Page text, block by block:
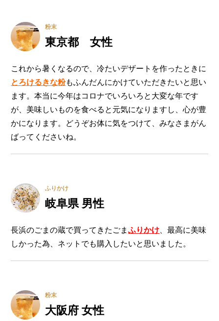
粉末
東京都 女性
これから暑くなるので、冷たいデザートを作ったときに
とろけるきな粉もふんだんにかけていただきたいと思い
ます。本当に今年はコロナでいろいろと大変な年です
が、美味しいものを食べると元気になりますし、心が豊
かになります。どうぞお体に気をつけて、みなさまがん
ばってくださいね。
ふりかけ
岐阜県 男性
長浜のごまの蔵で買ってきたごまふりかけ 、最高に美味
しかった為、ネットでも購入したいと思いました。
粉末
大阪府 女性